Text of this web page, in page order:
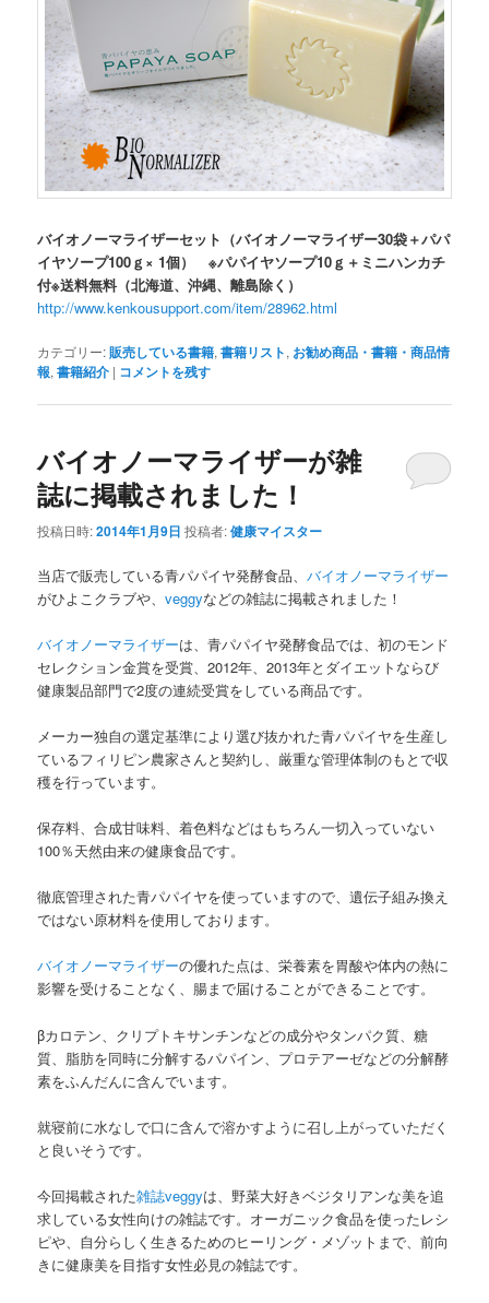
バイオノーマライザーセット（バイオノーマライザー30袋＋パパ
イヤソープ100ｇ× 1個） ※パパイヤソープ10ｇ＋ミニハンカチ
付※送料無料（北海道、沖縄、離島除く）
http://www.kenkousupport.com/item/28962.html
カテゴリー:販売している書籍,書籍リスト, お勧め商品・書籍・商品情
報,書籍紹介 | コメントを残す
バイオノーマライザーが雑
誌に掲載されました！
投稿日時:2014年1月9日 投稿者:健康マイスター
当店で販売している青パパイヤ発酵食品、バイオノーマライザー
がひよこクラブや、veggyなどの雑誌に掲載されました！
バイオノーマライザーは、青パパイヤ発酵食品では、初のモンド
セレクション金賞を受賞、2012年、2013年とダイエットならび
健康製品部門で2度の連続受賞をしている商品です。
メーカー独自の選定基準により選び抜かれた青パパイヤを生産し
ているフィリピン農家さんと契約し、厳重な管理体制のもとで収
穫を行っています。
保存料、合成甘味料、着色料などはもちろん一切入っていない
100％天然由来の健康食品です。
徹底管理された青パパイヤを使っていますので、遺伝子組み換え
ではない原材料を使用しております。
バイオノーマライザーの優れた点は、栄養素を胃酸や体内の熱に
影響を受けることなく、腸まで届けることができることです。
βカロテン、クリプトキサンチンなどの成分やタンパク質、糖
質、脂肪を同時に分解するパパイン、プロテアーゼなどの分解酵
素をふんだんに含んでいます。
就寝前に水なしで口に含んで溶かすように召し上がっていただく
と良いそうです。
今回掲載された雑誌veggyは、野菜大好きベジタリアンな美を追
求している女性向けの雑誌です。オーガニック食品を使ったレシ
ピや、自分らしく生きるためのヒーリング・メゾットまで、前向
きに健康美を目指す女性必見の雑誌です。